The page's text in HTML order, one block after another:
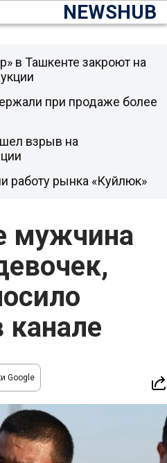
NEWSHUB
мужчина
канале
Google
в Ташкенте закроют на
при продаже более
взрыв на
работу рынка «Куйлюк»